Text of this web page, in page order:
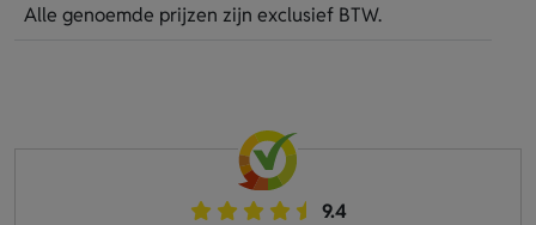
Alle genoemde prijzen zijn exclusief BTW.
9.4